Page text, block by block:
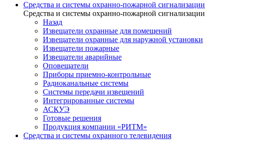
Средства и системы охранно-пожарной сигнализации
Средства и системы охранно-пожарной сигнализации
Назад
Извещатели охранные для помещений
Извещатели охранные для наружной установки
Извещатели пожарные
Извещатели аварийные
Оповещатели
Приборы приемно-контрольные
Радиоканальные системы
Системы передачи извещений
Интегрированные системы
АСКУЭ
Готовые решения
Продукция компании «РИТМ»
Средства и системы охранного телевидения